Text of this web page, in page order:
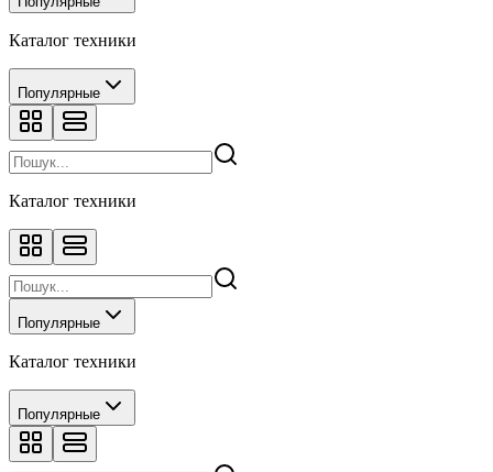
Каталог техники
Популярные
Каталог техники
Популярные
Каталог техники
Популярные